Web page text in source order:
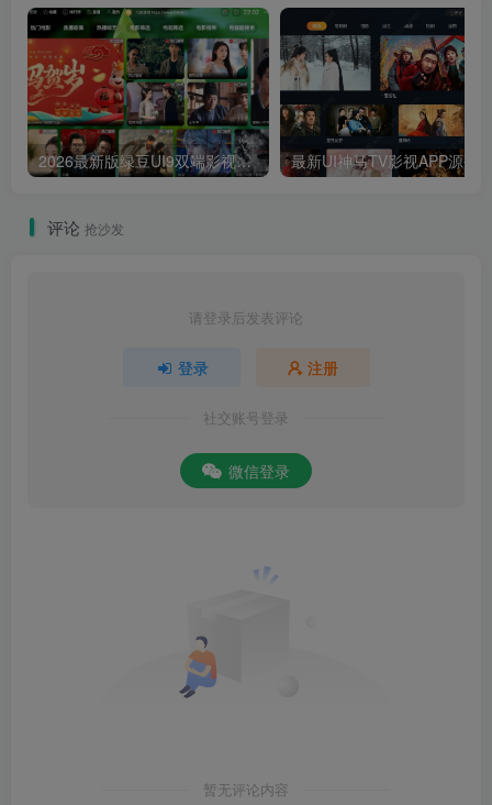
2026最新版绿豆UI9双端影视APP源码
评论 抢沙发
请登录后发表评论
登录 注册
社交账号登录
微信登录
暂无评论内容